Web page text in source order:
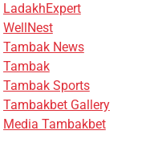
LadakhExpert
WellNest
Tambak News
Tambak
Tambak Sports
Tambakbet Gallery
Media Tambakbet